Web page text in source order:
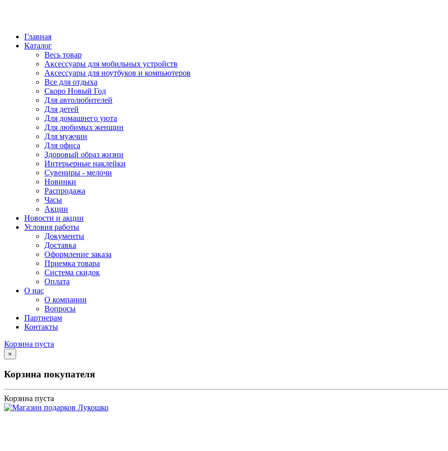
Главная
Каталог
Весь товар
Аксессуары для мобильных устройств
Аксессуары для ноутбуков и компьютеров
Все для отдыха
Скоро Новый Год
Для автолюбителей
Для детей
Для домашнего уюта
Для любимых женщин
Для мужчин
Для офиса
Здоровый образ жизни
Интерьерные наклейки
Сувениры - мелочи
Новинки
Распродажа
Часы
Акции
Новости и акции
Условия работы
Документы
Доставка
Оформление заказа
Приемка товара
Система скидок
Оплата
О нас
О компании
Вопросы
Партнерам
Контакты
Корзина пуста
×
Корзина покупателя
Корзина пуста